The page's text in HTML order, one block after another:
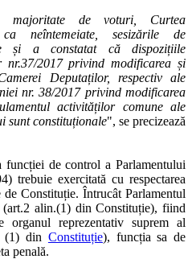
de voturi, Curtea
neîntemeiate, sesizările de
și a constatat că dispozițiile
2017 privind modificarea și
Deputaților, respectiv ale
nr. 38/2017 privind modificarea
activităților comune ale
sunt constituționale", se precizează
funcției de control a Parlamentului
trebuie exercitată cu respectarea
Constituție. Întrucât Parlamentul
(art.2 alin.(1) din Constituție), fiind
organul reprezentativ suprem al
(1) din Constituție), funcția sa de
penală.